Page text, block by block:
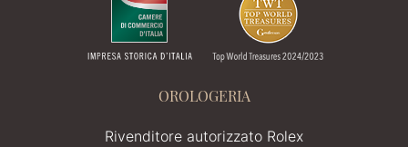
OROLOGERIA
Rivenditore autorizzato Rolex